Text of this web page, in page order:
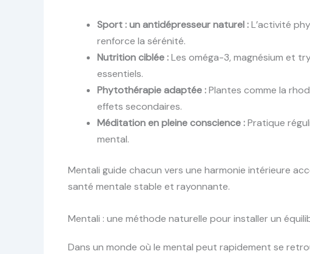
Sport : un antidépresseur naturel :L’activité
renforce la sérénité.
Nutrition ciblée :Les oméga-3, magnésium et
essentiels.
Phytothérapie adaptée :Plantes comme la
effets secondaires.
Méditation en pleine conscience :Pratique
mental.
Mentali guide chacun vers une harmonie intérieure
santé mentale stable et rayonnante.
Mentali : une méthode naturelle pour installer un
Dans un monde où le mental peut rapidement se